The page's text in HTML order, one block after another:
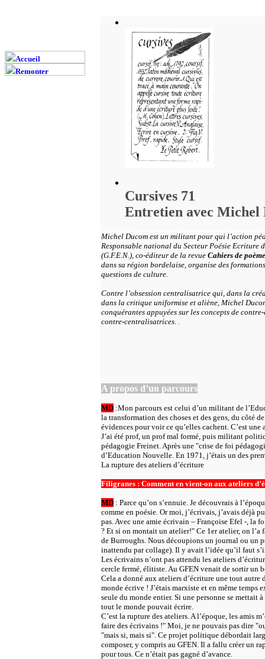
Cursives 71
Entretien avec Michel
Michel Ducom est un militant pour qui l’action
Responsable national du Secteur Poésie Ecriture
(G.F.E.N.), co-éditeur de la revue Cahiers de
dans sa région bordelaise, organise des
questions de culture.
Contre l’obsession centralisatrice qui, dans la
dans la critique uniformise et aliène, Michel
conquérantes appuyées sur les concepts de
contre-centralisatrices. .
A propos d’un parcours
MD :Mon parcours est celui d’un militant de
la transformation des choses et des gens, du côté
évidences pour voir ce qu’elles cachent. C’est
J’ai été prof, un prof mal formé, puis militant
pédagogie Freinet. Après une "crise de foi
d’Education Nouvelle. En 1971, j’étais un des
La rupture des ateliers d’écriture
Filigranes : Comment en vient-on aux ateliers
MD : Parce qu’on s’ennuie. Je découvrais à
comme en poésie. Or moi, j’écrivais, j’avais déjà
pas. Avec une amie écrivain – Françoise Efel -, la
? Et si on montait un atelier!" Ce 1er atelier, on
de Burroughs. Nous découpions un journal ou un
inattendu par collage). Il y avait l’idée qu’il faut
Les écrivains n’ont pas attendu les ateliers
cercle fermé, élitiste. Au GFEN venait de sortir un
Cela a donné aux ateliers d’écriture une tout
monde écrive ! J’étais marxiste et en même
seule du monde entier. Si une personne se mettait
tout le monde pouvait écrire.
C’est la rupture des ateliers. A l’époque, les amis
faire des écrivains !" Moi, je ne pouvais pas dire
"mais si, mais si". Ce projet politique débordait
composer, y compris au GFEN. Il a fallu créer un
pour tous. Ce n’était pas gagné d’avance.